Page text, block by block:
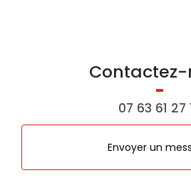
07 63 61 27
Envoyer un